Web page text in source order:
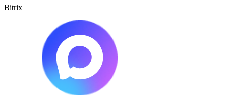
Bitrix